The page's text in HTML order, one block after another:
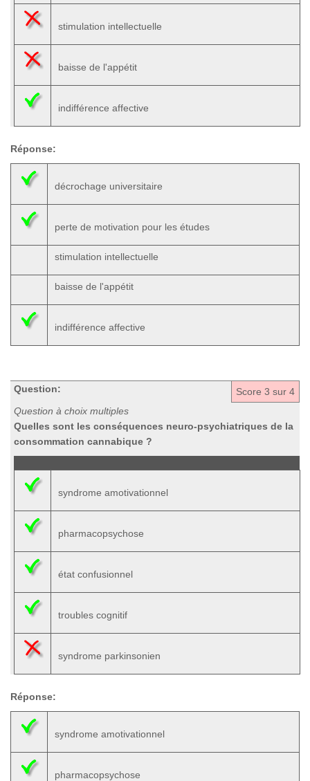
stimulation intellectuelle
baisse de l'appétit
indifférence affective
Réponse:
décrochage universitaire
perte de motivation pour les études
stimulation intellectuelle
baisse de l'appétit
indifférence affective
Score 3 sur 4
Question:
Question à choix multiples
Quelles sont les conséquences neuro-psychiatriques de la
consommation cannabique ?
syndrome amotivationnel
pharmacopsychose
état confusionnel
troubles cognitif
syndrome parkinsonien
Réponse:
syndrome amotivationnel
pharmacopsychose